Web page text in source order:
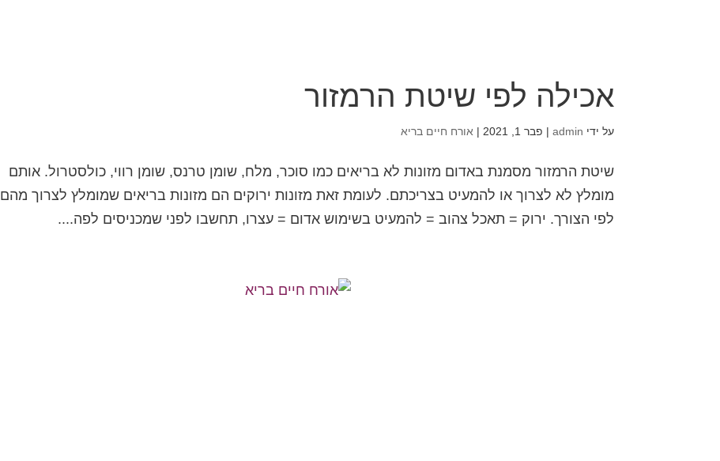
אכילה לפי שיטת הרמזור
על ידי admin
| פבר 1, 2021 | אורח חיים בריא
שיטת הרמזור מסמנת באדום מזונות לא בריאים כמו סוכר, מלח, שומן טרנס, שומן רווי, כולסטרול. אותם
מומלץ לא לצרוך או להמעיט בצריכתם. לעומת זאת מזונות ירוקים הם מזונות בריאים שמומלץ לצרוך מהם
לפי הצורך. ירוק = תאכל צהוב = להמעיט בשימוש אדום = עצרו, תחשבו לפני שמכניסים לפה....